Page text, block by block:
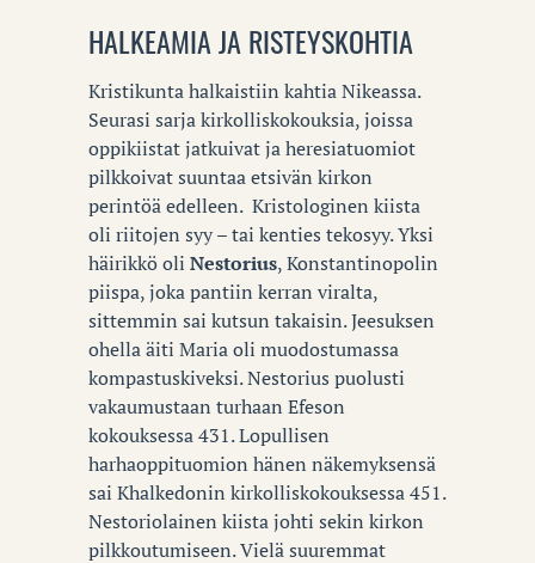
HALKEAMIA JA RISTEYSKOHTIA
Kristikunta halkaistiin kahtia Nikeassa.
Seurasi sarja kirkolliskokouksia, joissa
oppikiistat jatkuivat ja heresiatuomiot
pilkkoivat suuntaa etsivän kirkon
perintöä edelleen. Kristologinen kiista
oli riitojen syy – tai kenties tekosyy. Yksi
häirikkö oli Nestorius, Konstantinopolin
piispa, joka pantiin kerran viralta,
sittemmin sai kutsun takaisin. Jeesuksen
ohella äiti Maria oli muodostumassa
kompastuskiveksi. Nestorius puolusti
vakaumustaan turhaan Efeson
kokouksessa 431. Lopullisen
harhaoppituomion hänen näkemyksensä
sai Khalkedonin kirkolliskokouksessa 451.
Nestoriolainen kiista johti sekin kirkon
pilkkoutumiseen. Vielä suuremmat